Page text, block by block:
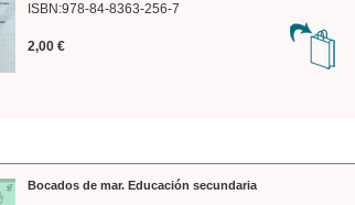
ISBN:978-84-8363-256-7
2,00 €
Bocados de mar. Educación secundaria